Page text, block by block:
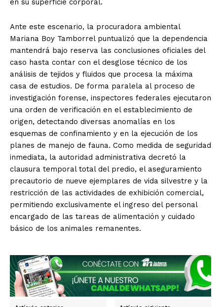
El Suplemento
Estados
en su superficie corporal.
Ante este escenario, la procuradora ambiental
Mariana Boy Tamborrel puntualizó que la dependencia
mantendrá bajo reserva las conclusiones oficiales del
caso hasta contar con el desglose técnico de los
análisis de tejidos y fluidos que procesa la máxima
casa de estudios. De forma paralela al proceso de
investigación forense, inspectores federales ejecutaron
una orden de verificación en el establecimiento de
origen, detectando diversas anomalías en los
esquemas de confinamiento y en la ejecución de los
planes de manejo de fauna. Como medida de seguridad
inmediata, la autoridad administrativa decretó la
clausura temporal total del predio, el aseguramiento
precautorio de nueve ejemplares de vida silvestre y la
restricción de las actividades de exhibición comercial,
permitiendo exclusivamente el ingreso del personal
encargado de las tareas de alimentación y cuidado
básico de los animales remanentes.